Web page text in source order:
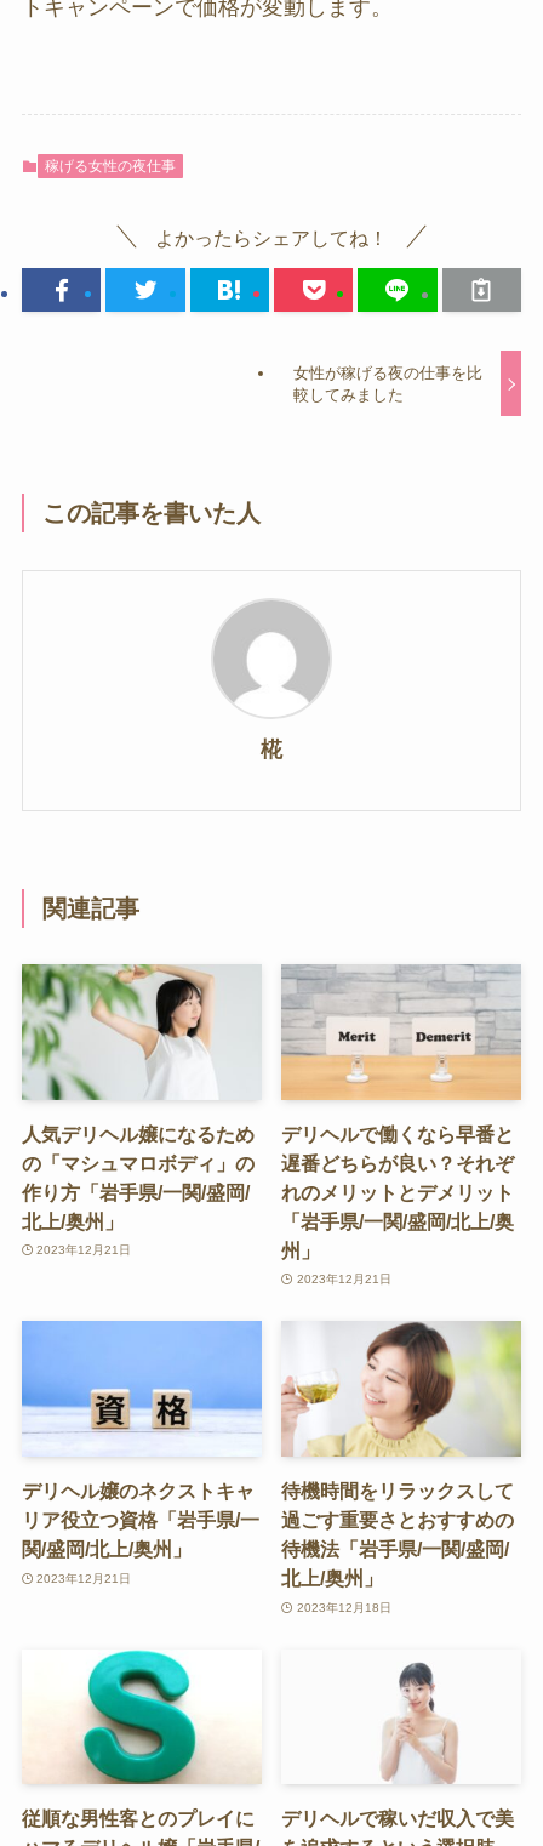
トキャンペーンで価格が変動します。
稼げる女性の夜仕事
よかったらシェアしてね！
女性が稼げる夜の仕事を比
較してみました
この記事を書いた人
椛
関連記事
人気デリヘル嬢になるため
の「マシュマロボディ」の
作り方「岩手県/一関/盛岡/
北上/奥州」
2023年12月21日
デリヘルで働くなら早番と
遅番どちらが良い？それぞ
れのメリットとデメリット
「岩手県/一関/盛岡/北上/奥
州」
2023年12月21日
デリヘル嬢のネクストキャ
リア役立つ資格「岩手県/一
関/盛岡/北上/奥州」
2023年12月21日
待機時間をリラックスして
過ごす重要さとおすすめの
待機法「岩手県/一関/盛岡/
北上/奥州」
2023年12月18日
従順な男性客とのプレイに
デリヘルで稼いだ収入で美